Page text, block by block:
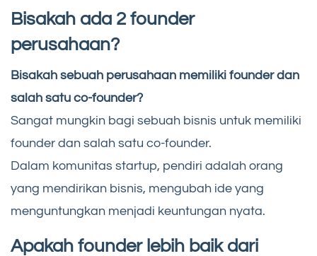
Bisakah ada 2 founder
perusahaan?
Bisakah sebuah perusahaan memiliki founder dan
salah satu co-founder?
Sangat mungkin bagi sebuah bisnis untuk memiliki
founder dan salah satu co-founder.
Dalam komunitas startup, pendiri adalah orang
yang mendirikan bisnis, mengubah ide yang
menguntungkan menjadi keuntungan nyata.
Apakah founder lebih baik dari